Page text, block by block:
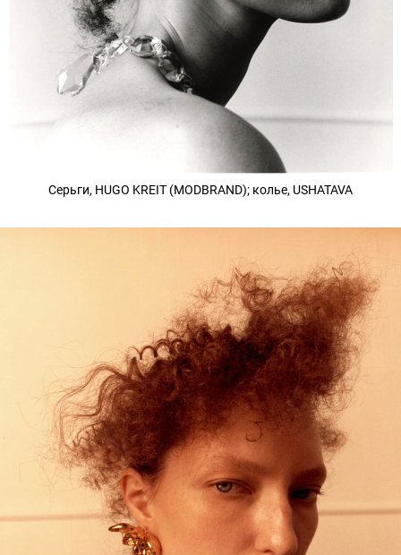
Серьги, HUGO KREIT (MODBRAND); колье, USHATAVA